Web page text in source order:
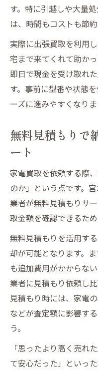
す。特に引越しや大量
は、時間もコストも節
実際に出張買取を利用
宅まで来てくれて助か
即日で現金を受け取れ
す。事前に型番や状態
ーズに進みやすくなりま
無料見積もりで
ート
家電買取を依頼する際
のか」という点です。
業者が無料見積もりサ
取金額を確認できるた
無料見積もりを活用す
却が可能となります。
も追加費用がかからな
業者に見積もり依頼し
見積もり時には、家電
などが査定額に影響す
う。
「思ったより高く売れ
て安心だった」といっ